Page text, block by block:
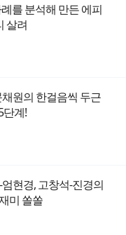
를 분석해 만든 에피
살려
원의 한걸음씩 두근
단계!
현경, 고창석-진경의
미 쏠쏠